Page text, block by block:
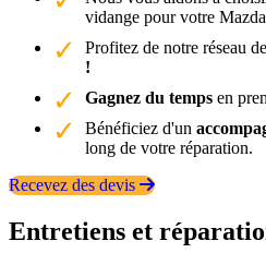
vidange pour votre
Profitez de notre réseau de
!
Gagnez du temps en
Bénéficiez d'un
long de votre réparation.
Recevez des devis
Entretiens et